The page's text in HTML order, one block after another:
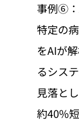
事例⑥：
特定の
をAIが
るシス
見落と
約40%